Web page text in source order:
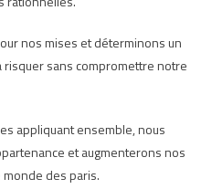
nos mises et déterminons un
sans compromettre notre
appliquant ensemble, nous
et augmenterons nos
monde des paris.